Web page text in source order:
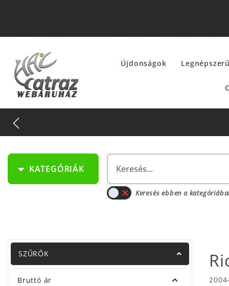
Újdonságok
KATEGÓRIÁK
Keresés ebben a
SZŰRŐK
Bruttó ár